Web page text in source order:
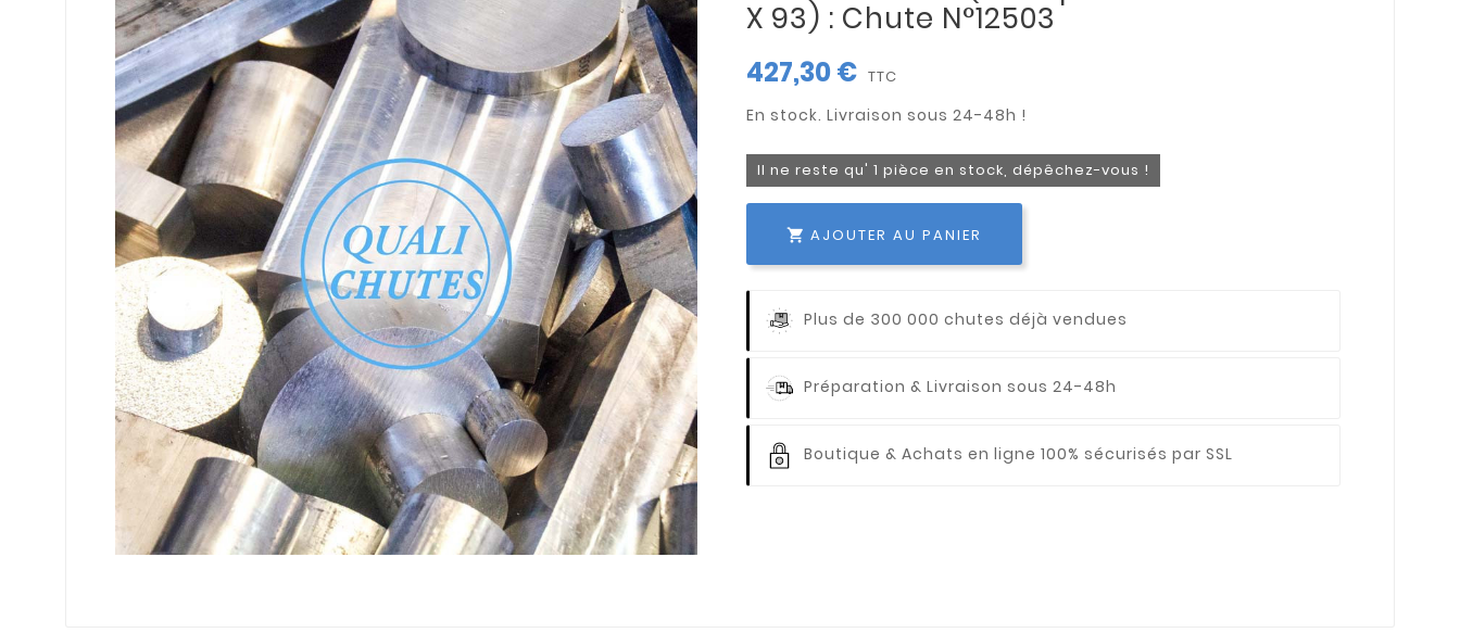
X 93) : Chute N°12503
427,30 € TTC
Il ne reste qu' 1 pièce en stock, dépêchez-vous !
 AJOUTER AU PANIER
Plus de 300 000 chutes déjà vendues
Préparation & Livraison sous 24-48h
Boutique & Achats en ligne 100% sécurisés par SSL